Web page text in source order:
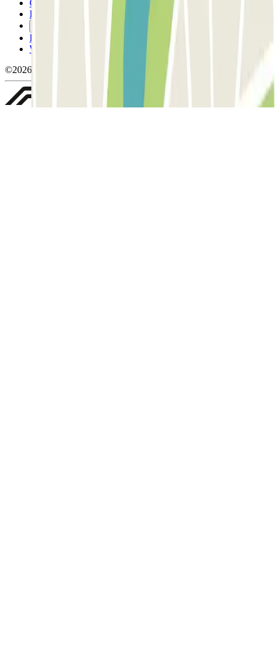
Conditions d'annulation
Politique relative aux cookies
Politique de confidentialité
Whistleblowing
©2026 Parclick. Tous droits réservés